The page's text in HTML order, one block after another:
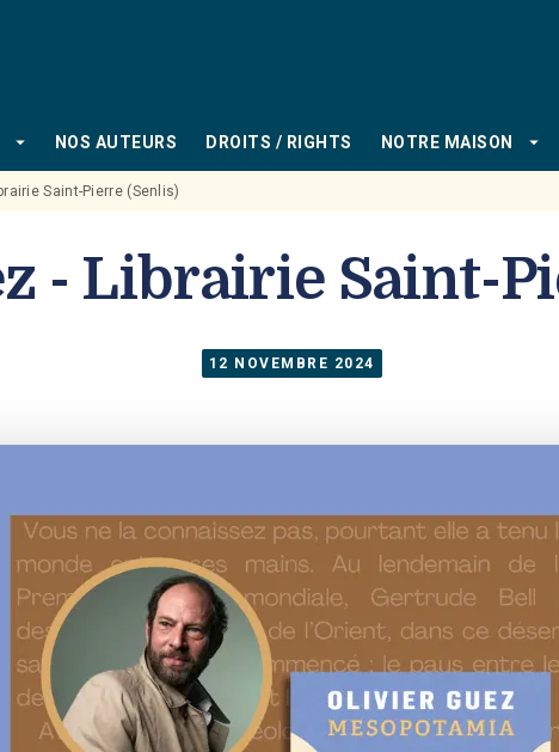
arrow_drop_down NOS AUTEURS DROITS / RIGHTS NOTRE MAISON arrow_drop_down
Saint-Pierre (Senlis)
- Librairie Saint-
12 NOVEMBRE 2024